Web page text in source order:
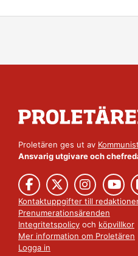
Proletären ges ut av
Ansvarig utgivare och
Kontaktuppgifter till
Prenumerationsärenden
Integritetspolicy och köpvillkor
Mer information om Proletären
Logga in